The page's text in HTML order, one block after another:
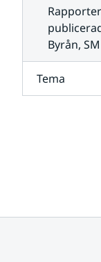
Byrån,
Tema